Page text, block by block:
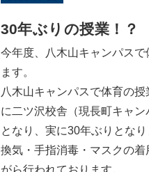
30年ぶりの授業！？
今年度、八木山キャンパス
ます。
八木山キャンパスで体育の
に二ツ沢校舎（現長町キャ
となり、実に30年ぶりとなり
換気・手指消毒・マスクの